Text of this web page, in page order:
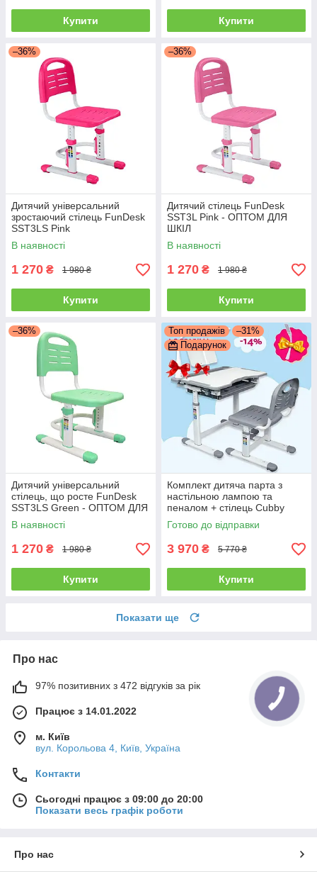
Купити Купити
–36%
Дитячий універсальний
зростаючий стілець FunDesk
SST3LS Pink
В наявності
1 270 ₴ 1 980 ₴
Купити
–36%
Дитячий стілець FunDesk
SST3L Pink - ОПТОМ ДЛЯ
ШКІЛ
В наявності
1 270 ₴ 1 980 ₴
Купити
–36%
Дитячий універсальний
стілець, що росте FunDesk
SST3LS Green - ОПТОМ ДЛЯ
ШКІЛ
В наявності
1 270 ₴ 1 980 ₴
Купити
Топ продажів
–31%
Подарунок
Комплект дитяча парта з
настільною лампою та
пеналом + стілець Cubby
Vanda Grey для школярів і
дошкільнят першокласників
Готово до відправки
3 970 ₴ 5 770 ₴
Купити
Показати ще
Про нас
97% позитивних з 472 відгуків за рік
Працює з 14.01.2022
м. Київ
вул. Корольова 4, Київ, Україна
Контакти
Сьогодні працює з 09:00 до 20:00
Показати весь графік роботи
Про нас